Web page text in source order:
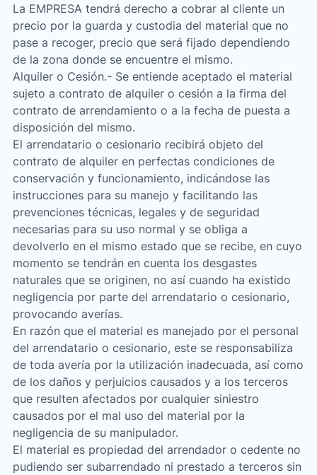
La EMPRESA tendrá derecho a cobrar al cliente un
precio por la guarda y custodia del material que no
pase a recoger, precio que será fijado dependiendo
de la zona donde se encuentre el mismo.
Alquiler o Cesión.- Se entiende aceptado el material
sujeto a contrato de alquiler o cesión a la firma del
contrato de arrendamiento o a la fecha de puesta a
disposición del mismo.
El arrendatario o cesionario recibirá objeto del
contrato de alquiler en perfectas condiciones de
conservación y funcionamiento, indicándose las
instrucciones para su manejo y facilitando las
prevenciones técnicas, legales y de seguridad
necesarias para su uso normal y se obliga a
devolverlo en el mismo estado que se recibe, en cuyo
momento se tendrán en cuenta los desgastes
naturales que se originen, no así cuando ha existido
negligencia por parte del arrendatario o cesionario,
provocando averías.
En razón que el material es manejado por el personal
del arrendatario o cesionario, este se responsabiliza
de toda avería por la utilización inadecuada, así como
de los daños y perjuicios causados y a los terceros
que resulten afectados por cualquier siniestro
causados por el mal uso del material por la
negligencia de su manipulador.
El material es propiedad del arrendador o cedente no
pudiendo ser subarrendado ni prestado a terceros sin